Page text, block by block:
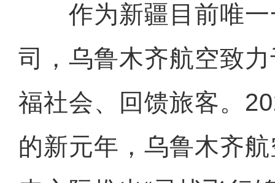
作为新疆目前唯一
司，乌鲁木齐航空致
福社会、回馈旅客。
的新元年，乌鲁木齐